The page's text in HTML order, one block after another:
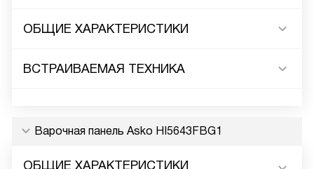
ОБЩИЕ ХАРАКТЕРИСТИКИ
ВСТРАИВАЕМАЯ ТЕХНИКА
Варочная панель Asko HI5643FBG1
ОБЩИЕ ХАРАКТЕРИСТИКИ